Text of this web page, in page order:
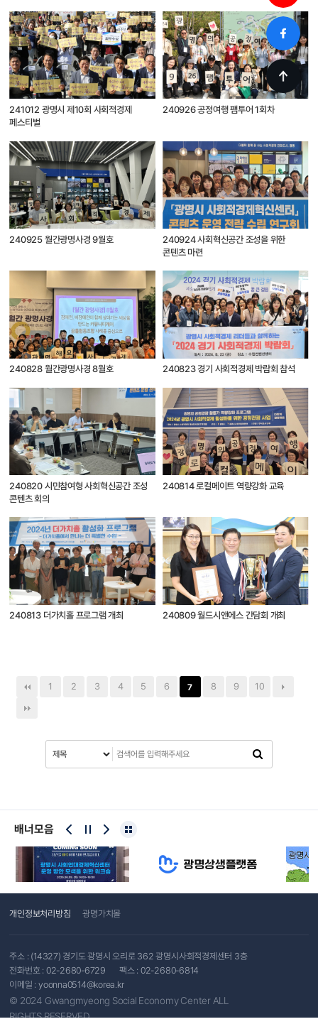
241012 광명시 제10회 사회적경제
페스티벌
240926 공정여행 팸투어 1회차
240925 월간광명사경 9월호
240924 사회혁신공간 조성을 위한
콘텐츠 마련
240828 월간광명사경 8월호 240823 경기 사회적경제 박람회 참석
240820 시민참여형 사회혁신공간 조성
콘텐츠 회의
240814 로컬메이트 역량강화 교육
240813 더가치홀 프로그램 개최 240809 월드시앤에스 간담회 개최
1 2 3 4 5 6 7 8 9 10
배너모음
개인정보처리방침 광명가치몰
주소 : (14327) 경기도 광명시 오리로 362 광명시사회적경제센터 3층
전화번호 : 02-2680-6729
팩스 : 02-2680-6814
이메일 : yoonna0514@korea.kr
© 2024 Gwangmyeong Social Economy Center ALL
RIGHTS RESERVED.